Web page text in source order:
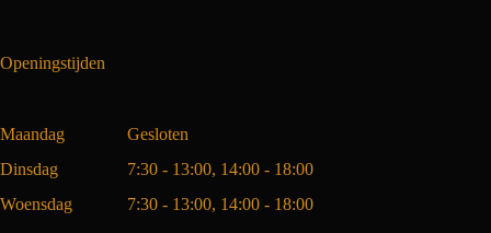
Openingstijden
Maandag
Gesloten
Dinsdag
7:30 - 13:00, 14:00 - 18:00
Woensdag
7:30 - 13:00, 14:00 - 18:00